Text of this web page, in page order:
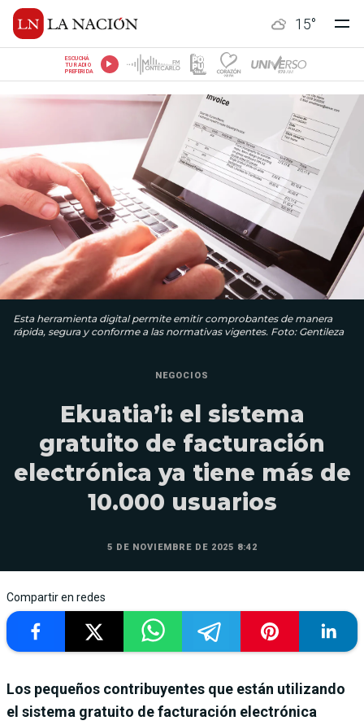
15°
ESCUCHÁ
TU RADIO
PREFERIDA
Esta herramienta digital permite emitir comprobantes de manera
rápida, segura y conforme a las normativas vigentes. Foto: Gentileza
NEGOCIOS
Ekuatia’i: el sistema
gratuito de facturación
electrónica ya tiene más de
10.000 usuarios
5 DE NOVIEMBRE DE 2025 8:42
Compartir en redes
Los pequeños contribuyentes que están utilizando
el sistema gratuito de facturación electrónica